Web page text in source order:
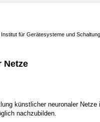
für Gerätesysteme und
Netze
künstlicher neuronaler Netze
nachzubilden.